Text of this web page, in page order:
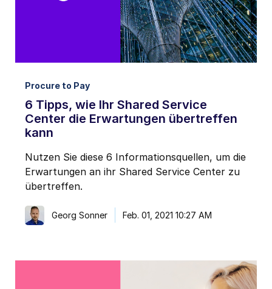
Procure to Pay
6 Tipps, wie Ihr Shared Service
Center die Erwartungen übertreffen
kann
Nutzen Sie diese 6 Informationsquellen, um die
Erwartungen an ihr Shared Service Center zu
übertreffen.
Georg Sonner Feb. 01, 2021 10:27 AM